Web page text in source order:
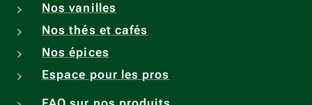
Nos vanilles
Nos thés et cafés
Nos épices
Espace pour les pros